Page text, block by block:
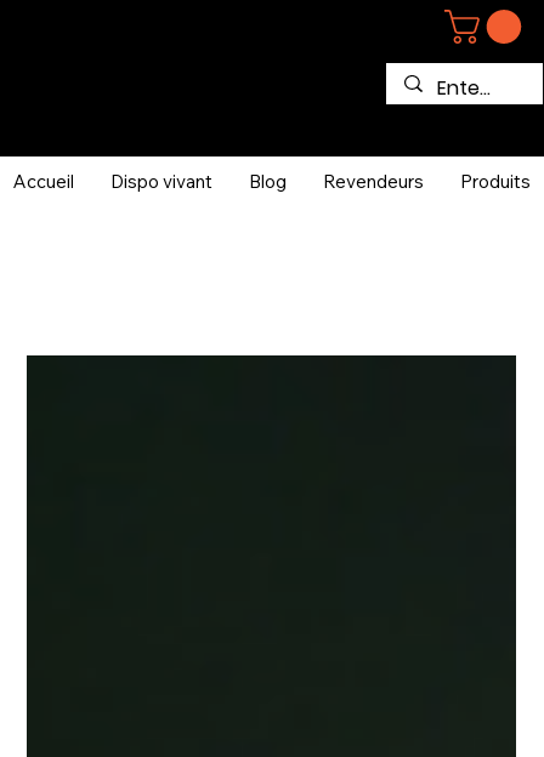
Accueil Dispo vivant Blog Revendeurs Produits